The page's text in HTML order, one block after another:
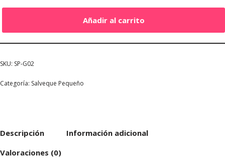
Añadir al carrito
SKU: SP-G02
Categoría: Salveque Pequeño
Descripción
Información adicional
Valoraciones (0)